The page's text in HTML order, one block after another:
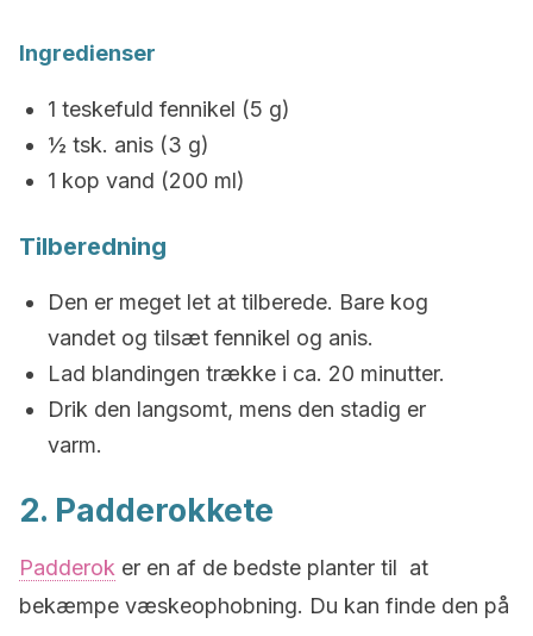
Ingredienser
1 teskefuld fennikel (5 g)
½ tsk. anis (3 g)
1 kop vand (200 ml)
Tilberedning
Den er meget let at tilberede. Bare kog
vandet og tilsæt fennikel og anis.
Lad blandingen trække i ca. 20 minutter.
Drik den langsomt, mens den stadig er
varm.
2. Padderokkete
Padderok er en af de bedste planter til at
bekæmpe væskeophobning. Du kan finde den på